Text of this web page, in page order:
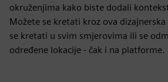
okruženjima kako biste dodali
Možete se kretati kroz ova
se kretati u svim smjerovima ili se
određene lokacije - čak i na platforme.